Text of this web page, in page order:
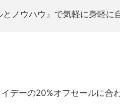
ノウハウ』で気軽に身軽に
デーの20%オフセールに合